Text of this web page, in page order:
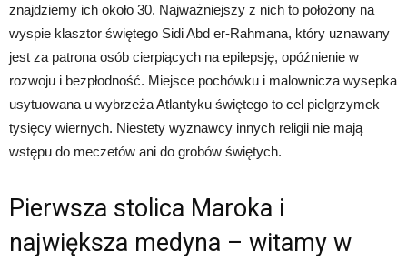
znajdziemy ich około 30. Najważniejszy z nich to położony na
wyspie klasztor świętego Sidi Abd er-Rahmana, który uznawany
jest za patrona osób cierpiących na epilepsję, opóźnienie w
rozwoju i bezpłodność. Miejsce pochówku i malownicza wysepka
usytuowana u wybrzeża Atlantyku świętego to cel pielgrzymek
tysięcy wiernych. Niestety wyznawcy innych religii nie mają
wstępu do meczetów ani do grobów świętych.
Pierwsza stolica Maroka i
największa medyna – witamy w